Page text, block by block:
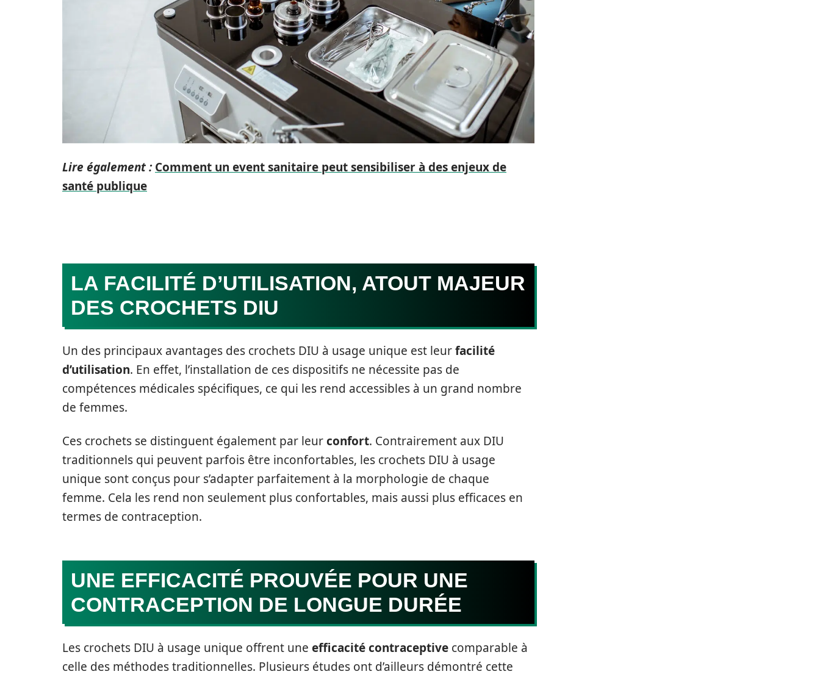
Lire également : Comment un event sanitaire peut sensibiliser à des enjeux de
santé publique
LA FACILITÉ D’UTILISATION, ATOUT MAJEUR
DES CROCHETS DIU
Un des principaux avantages des crochets DIU à usage unique est leurfacilité
d’utilisation. En effet, l’installation de ces dispositifs ne nécessite pas de
compétences médicales spécifiques, ce qui les rend accessibles à un grand nombre
de femmes.
Ces crochets se distinguent également par leurconfort. Contrairement aux DIU
traditionnels qui peuvent parfois être inconfortables, les crochets DIU à usage
unique sont conçus pour s’adapter parfaitement à la morphologie de chaque
femme. Cela les rend non seulement plus confortables, mais aussi plus efficaces en
termes de contraception.
UNE EFFICACITÉ PROUVÉE POUR UNE
CONTRACEPTION DE LONGUE DURÉE
Les crochets DIU à usage unique offrent une efficacité contraceptive comparable à
celle des méthodes traditionnelles. Plusieurs études ont d’ailleurs démontré cette